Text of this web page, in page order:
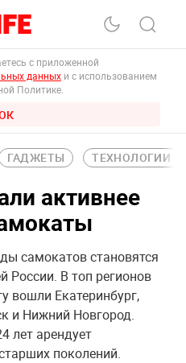
с приложенной
данных и с использованием
Политике.
ГАДЖЕТЫ ТЕХНОЛОГИИ
активнее
самокатов становятся
России. В топ регионов
вошли Екатеринбург,
и Нижний Новгород.
лет арендует
поколений.